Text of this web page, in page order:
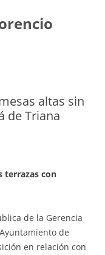
altas sin
de Triana
terrazas con
de la Gerencia
de
en relación con